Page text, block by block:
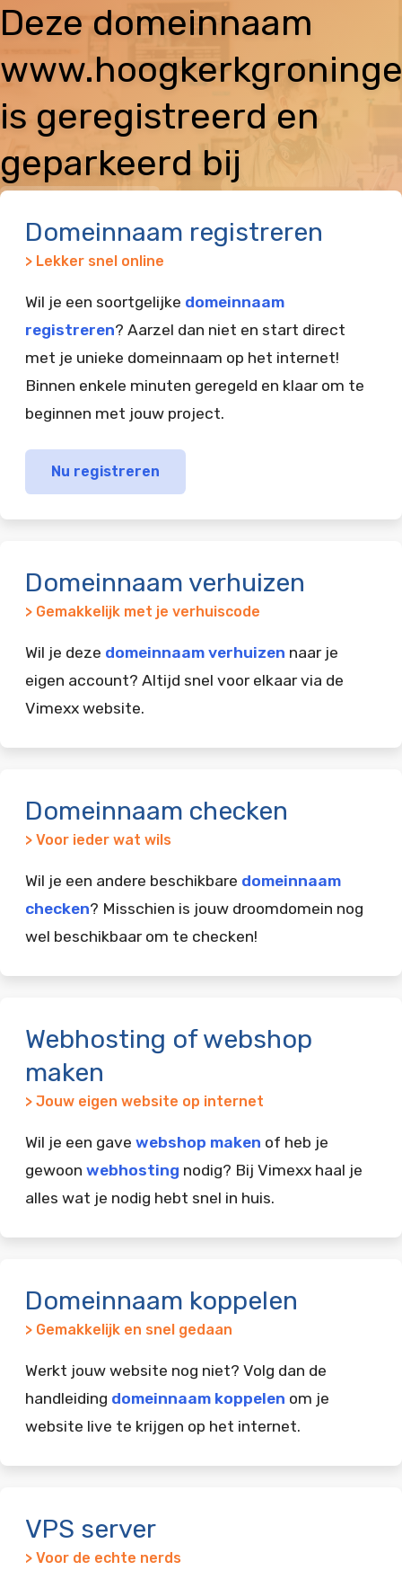
Deze domeinnaam
is geregistreerd en
geparkeerd bij
Domeinnaam registreren
> Lekker snel online
Wil je een soortgelijke domeinnaam
registreren? Aarzel dan niet en start direct
met je unieke domeinnaam op het internet!
Binnen enkele minuten geregeld en klaar om te
beginnen met jouw project.
Nu registreren
Domeinnaam verhuizen
> Gemakkelijk met je verhuiscode
Wil je deze domeinnaam verhuizen naar je
eigen account? Altijd snel voor elkaar via de
Vimexx website.
Domeinnaam checken
> Voor ieder wat wils
Wil je een andere beschikbare domeinnaam
checken? Misschien is jouw droomdomein nog
wel beschikbaar om te checken!
Webhosting of webshop
maken
> Jouw eigen website op internet
Wil je een gave webshop maken of heb je
gewoon webhosting nodig? Bij Vimexx haal je
alles wat je nodig hebt snel in huis.
Domeinnaam koppelen
> Gemakkelijk en snel gedaan
Werkt jouw website nog niet? Volg dan de
handleiding domeinnaam koppelen om je
website live te krijgen op het internet.
VPS server
> Voor de echte nerds